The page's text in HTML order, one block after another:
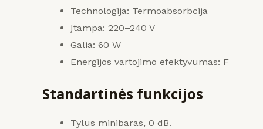
Technologija: Termoabsorbcija
Įtampa: 220–240 V
Galia: 60 W
Energijos vartojimo efektyvumas: F
Standartinės funkcijos
Tylus minibaras, 0 dB.